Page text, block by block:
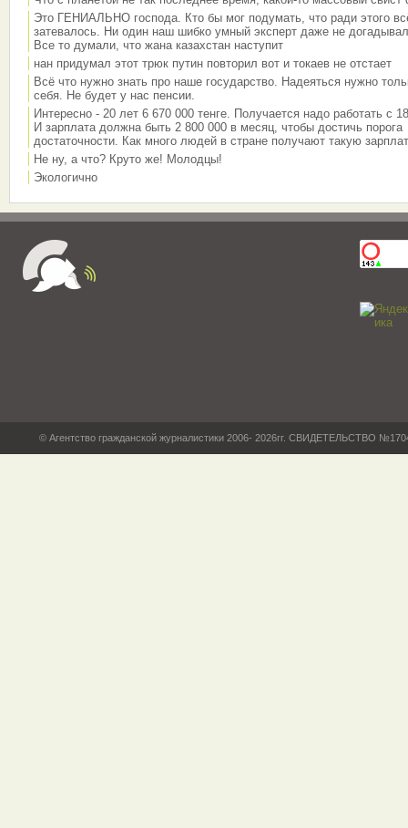
Это ГЕНИАЛЬНО господа. Кто бы мог подумать, что ради этого
затевалось. Ни один наш шибко умный эксперт даже не
Все то думали, что жана казахстан наступит
нан придумал этот трюк путин повторил вот и токаев не отстает
Всё что нужно знать про наше государство. Надеяться нужно
себя. Не будет у нас пенсии.
Интересно - 20 лет 6 670 000 тенге. Получается надо работать с
И зарплата должна быть 2 800 000 в месяц, чтобы достичь порога
достаточности. Как много людей в стране получают такую
Не ну, а что? Круто же! Молодцы!
Экологично
© Агентство гражданской журналистики 2006- 2026гг. СВИДЕТЕЛЬСТВО